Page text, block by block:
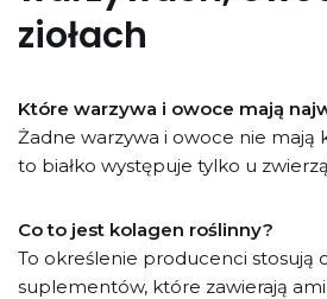
ziołach
Które warzywa i owoce mają
Żadne warzywa i owoce nie mają
to białko występuje tylko u
Co to jest kolagen roślinny?
To określenie producenci stosują
suplementów, które zawierają